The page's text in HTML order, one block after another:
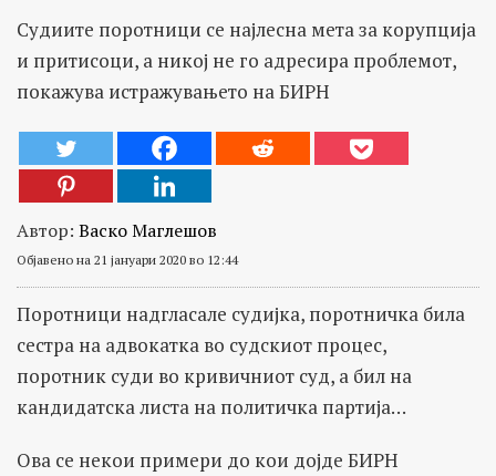
Судиите поротници се најлесна мета за корупција
и притисоци, а никој не го адресира проблемот,
покажува истражувањето на БИРН
Автор: Васко Маглешов
Објавено на 21 јануари 2020 во 12:44
Поротници надгласале судијка, поротничка била
сестра на адвокатка во судскиот процес,
поротник суди во кривичниот суд, а бил на
кандидатска листа на политичка партија…
Ова се некои примери до кои дојде БИРН